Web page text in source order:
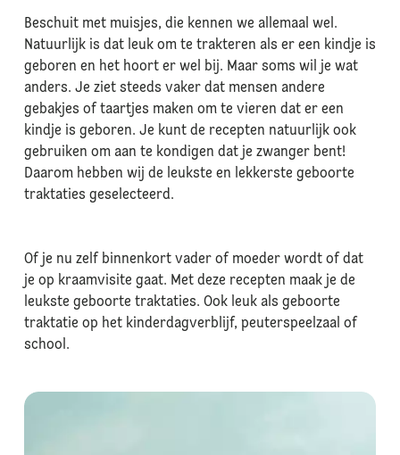
Beschuit met muisjes, die kennen we allemaal wel.
Natuurlijk is dat leuk om te trakteren als er een kindje is
geboren en het hoort er wel bij. Maar soms wil je wat
anders. Je ziet steeds vaker dat mensen andere
gebakjes of taartjes maken om te vieren dat er een
kindje is geboren. Je kunt de recepten natuurlijk ook
gebruiken om aan te kondigen dat je zwanger bent!
Daarom hebben wij de leukste en lekkerste geboorte
traktaties geselecteerd.
Of je nu zelf binnenkort vader of moeder wordt of dat
je op kraamvisite gaat. Met deze recepten maak je de
leukste geboorte traktaties. Ook leuk als geboorte
traktatie op het kinderdagverblijf, peuterspeelzaal of
school.